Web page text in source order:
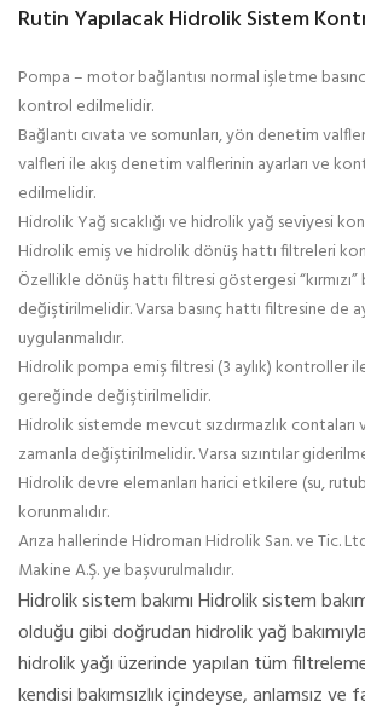
Rutin Yapılacak Hidrolik Sistem
Pompa – motor bağlantısı normal işletme
kontrol edilmelidir.
Bağlantı cıvata ve somunları, yön denetim
valfleri ile akış denetim valflerinin ayarları ve
edilmelidir.
Hidrolik Yağ sıcaklığı ve hidrolik yağ seviyesi
Hidrolik emiş ve hidrolik dönüş hattı filtreleri
Özellikle dönüş hattı filtresi göstergesi
değiştirilmelidir. Varsa basınç hattı filtresine de
uygulanmalıdır.
Hidrolik pompa emiş filtresi (3 aylık) kontroller
gereğinde değiştirilmelidir.
Hidrolik sistemde mevcut sızdırmazlık
zamanla değiştirilmelidir. Varsa sızıntılar
Hidrolik devre elemanları harici etkilere (su,
korunmalıdır.
Arıza hallerinde Hidroman Hidrolik San. ve Tic.
Makine A.Ş. ye başvurulmalıdır.
Hidrolik sistem bakımı Hidrolik sistem
olduğu gibi doğrudan hidrolik yağ
hidrolik yağı üzerinde yapılan tüm
kendisi bakımsızlık içindeyse, anlamsız ve